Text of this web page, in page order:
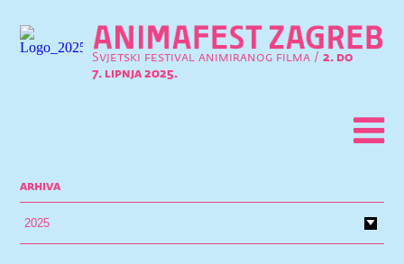
Svjetski festival animiranog filma /2. do
7. lipnja 2025.
arhiva